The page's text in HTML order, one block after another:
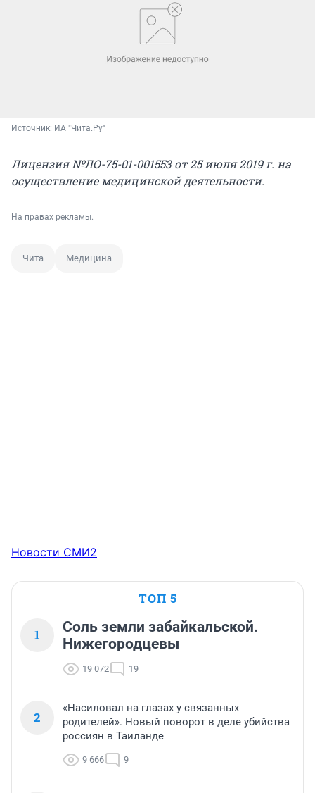
Источник: ИА "Чита.Ру"
Лицензия №ЛО-75-01-001553 от 25 июля 2019 г. на
осуществление медицинской деятельности.
На правах рекламы.
Чита Медицина
Новости СМИ2
ТОП 5
1
Соль земли забайкальской.
Нижегородцевы
19 072 19
2
«Насиловал на глазах у связанных
родителей». Новый поворот в деле убийства
россиян в Таиланде
9 666 9